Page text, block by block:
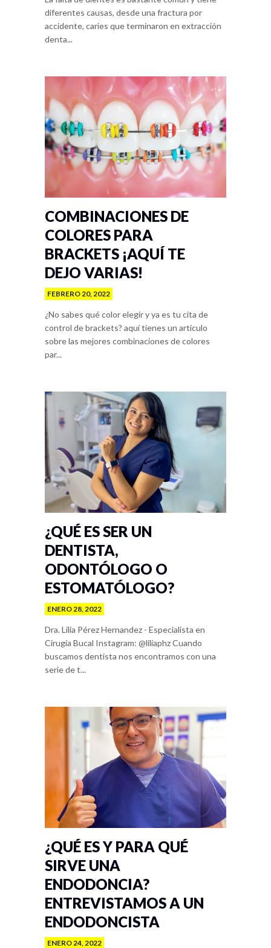
diferentes causas, desde una fractura por
accidente, caries que terminaron en extracción
denta...
COMBINACIONES DE
COLORES PARA
BRACKETS ¡AQUÍ TE
DEJO VARIAS!
FEBRERO 20, 2022
¿No sabes qué color elegir y ya es tu cita de
control de brackets? aquí tienes un artículo
sobre las mejores combinaciones de colores
par...
¿QUÉ ES SER UN
DENTISTA,
ODONTÓLOGO O
ESTOMATÓLOGO?
ENERO 28, 2022
Dra. Lilia Pérez Hernandez - Especialista en
Cirugía Bucal Instagram: @liliaphz Cuando
buscamos dentista nos encontramos con una
serie de t...
¿QUÉ ES Y PARA QUÉ
SIRVE UNA
ENDODONCIA?
ENTREVISTAMOS A UN
ENDODONCISTA
ENERO 24, 2022